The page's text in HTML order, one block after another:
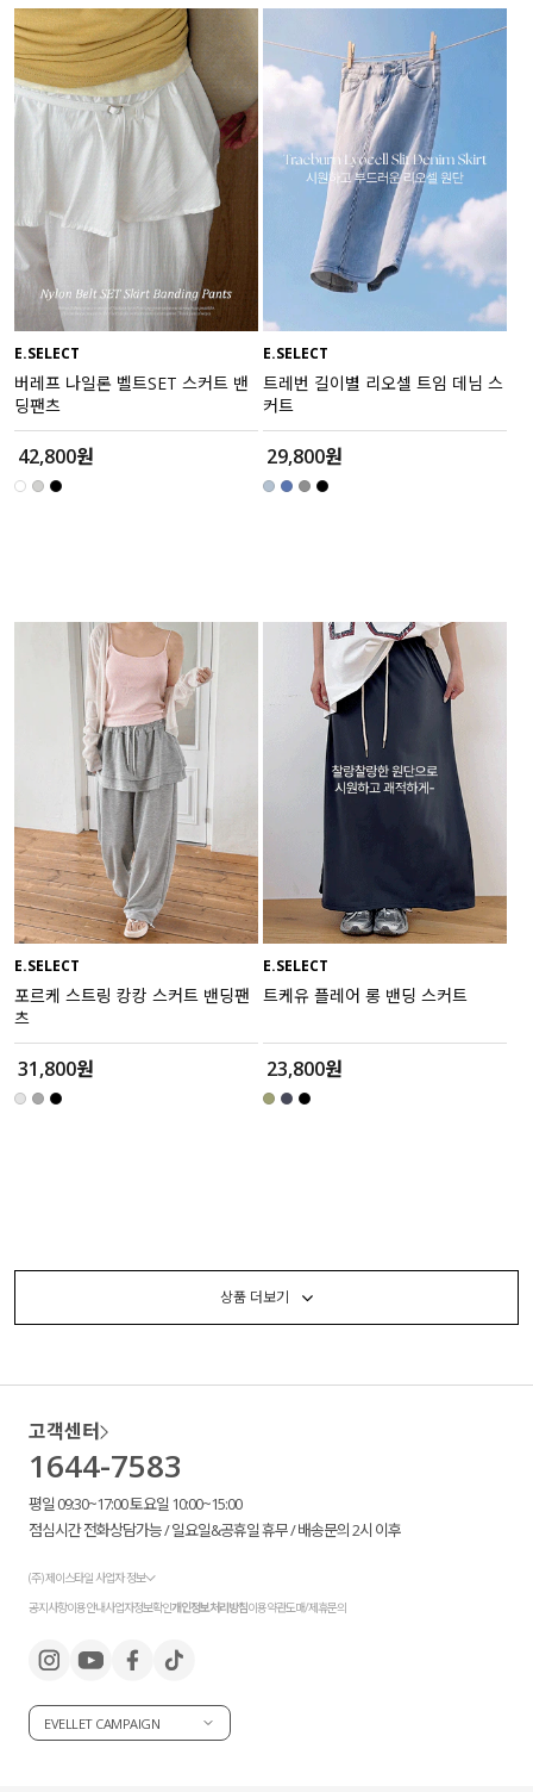
E.SELECT
버레프 나일론 벨트SET 스커트 밴
딩팬츠
42,800원
E.SELECT
트레번 길이별 리오셀 트임 데님 스
커트
29,800원
E.SELECT
포르케 스트링 캉캉 스커트 밴딩팬
츠
31,800원
E.SELECT
트케유 플레어 롱 밴딩 스커트
23,800원
상품 더보기
고객센터
1644-7583
평일 09:30~17:00 토요일 10:00~15:00
점심시간 전화상담가능 / 일요일&공휴일 휴무 / 배송문의 2시 이후
(주) 제이스타일 사업자 정보
공지사항이용안내사업자정보확인개인정보처리방침이용약관도매/제휴문의
EVELLET CAMPAIGN